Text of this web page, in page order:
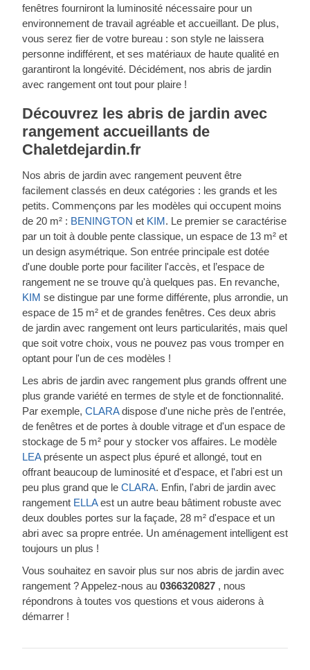
fenêtres fourniront la luminosité nécessaire pour un
environnement de travail agréable et accueillant. De plus,
vous serez fier de votre bureau : son style ne laissera
personne indifférent, et ses matériaux de haute qualité en
garantiront la longévité. Décidément, nos abris de jardin
avec rangement ont tout pour plaire !
Découvrez les abris de jardin avec
rangement accueillants de
Chaletdejardin.fr
Nos abris de jardin avec rangement peuvent être
facilement classés en deux catégories : les grands et les
petits. Commençons par les modèles qui occupent moins
de 20 m² : BENINGTON et KIM. Le premier se caractérise
par un toit à double pente classique, un espace de 13 m² et
un design asymétrique. Son entrée principale est dotée
d'une double porte pour faciliter l'accès, et l’espace de
rangement ne se trouve qu'à quelques pas. En revanche,
KIM se distingue par une forme différente, plus arrondie, un
espace de 15 m² et de grandes fenêtres. Ces deux abris
de jardin avec rangement ont leurs particularités, mais quel
que soit votre choix, vous ne pouvez pas vous tromper en
optant pour l'un de ces modèles !
Les abris de jardin avec rangement plus grands offrent une
plus grande variété en termes de style et de fonctionnalité.
Par exemple, CLARAdispose d'une niche près de l'entrée,
de fenêtres et de portes à double vitrage et d'un espace de
stockage de 5 m² pour y stocker vos affaires. Le modèle
LEA présente un aspect plus épuré et allongé, tout en
offrant beaucoup de luminosité et d'espace, et l'abri est un
peu plus grand que le CLARA. Enfin, l'abri de jardin avec
rangement ELLAest un autre beau bâtiment robuste avec
deux doubles portes sur la façade, 28 m² d'espace et un
abri avec sa propre entrée. Un aménagement intelligent est
toujours un plus !
Vous souhaitez en savoir plus sur nos abris de jardin avec
rangement ? Appelez-nous au 0366320827 , nous
répondrons à toutes vos questions et vous aiderons à
démarrer !